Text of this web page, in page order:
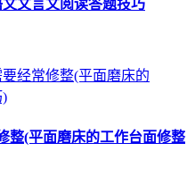
文言文阅读答题技巧
整(平面磨床的工作台面修整